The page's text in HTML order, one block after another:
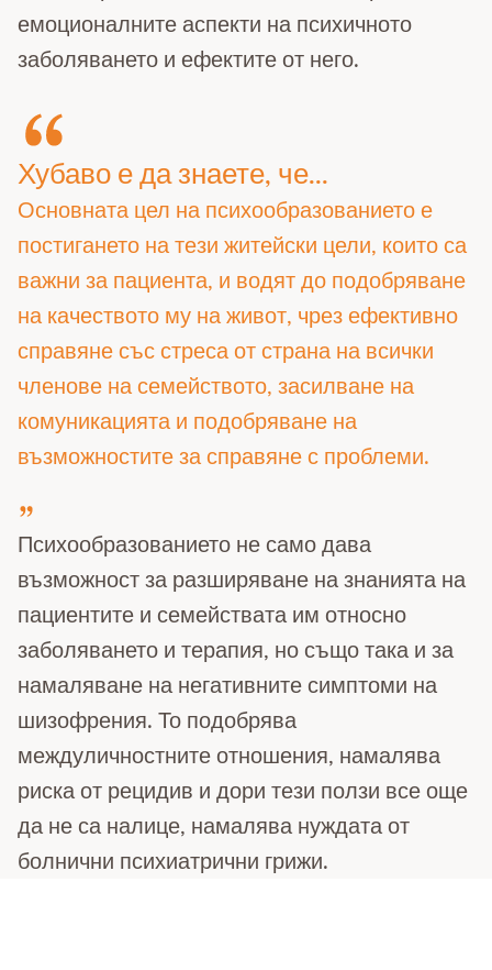
емоционалните аспекти на психичното
заболяването и ефектите от него.
Хубаво е да знаете, че...
Основната цел на психообразованието е
постигането на тези житейски цели, които са
важни за пациента, и водят до подобряване
на качеството му на живот, чрез ефективно
справяне със стреса от страна на всички
членове на семейството, засилване на
комуникацията и подобряване на
възможностите за справяне с проблеми.
Психообразованието не само дава
възможност за разширяване на знанията на
пациентите и семействата им относно
заболяването и терапия, но също така и за
намаляване на негативните симптоми на
шизофрения. То подобрява
междуличностните отношения, намалява
риска от рецидив и дори тези ползи все още
да не са налице, намалява нуждата от
болнични психиатрични грижи.